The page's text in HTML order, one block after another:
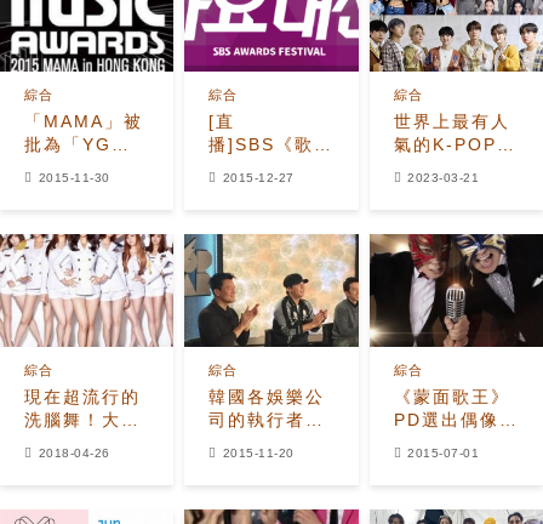
「MAMA」被
批為「YG家
綜合
2015-11-30
[直
播]SBS《歌謠
綜合
2015-12-27
世界上最有人
氣的K-POP是
是？ 日關注各
國個性化的數
據
綜合
2023-03-21
現在超流行的
洗腦舞！大勢
綜合
2018-04-26
韓國各娛樂公
司的執行者介
綜合
2015-11-20
《蒙面歌王》
PD選出偶像唱
弘基」
綜合
2015-07-01